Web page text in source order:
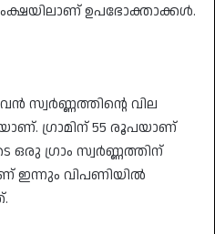
ഉപഭോക്താക്കൾ.
സ്വർണ്ണത്തിന്റെ വില
ഗ്രാമിന് 55 രൂപയാണ്
ഗ്രാം സ്വർണ്ണത്തിന്
ഇന്നും വിപണിയിൽ